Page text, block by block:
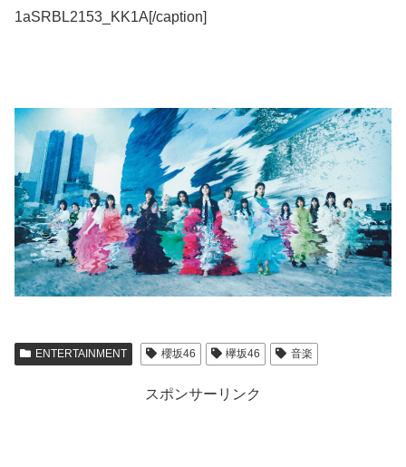
1aSRBL2153_KK1A[/caption]
ENTERTAINMENT 櫻坂46 欅坂46 音楽
スポンサーリンク